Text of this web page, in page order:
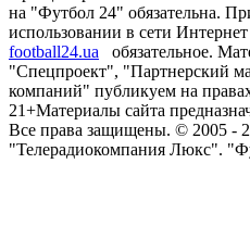
на "Футбол 24" обязательна.
использовании в сети
football24.ua
обязательное.
"Спецпроект", "Партнерский
компаний" публикуем на
21+Материалы сайта
Все права защищены. © 2005 -
"Телерадиокомпания Люкс".